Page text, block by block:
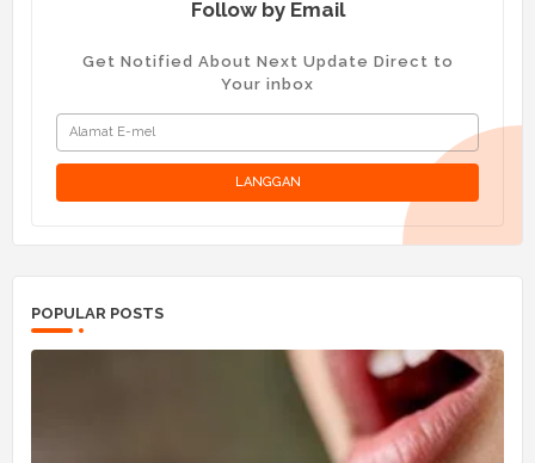
Follow by Email
Get Notified About Next Update Direct to
Your inbox
POPULAR POSTS